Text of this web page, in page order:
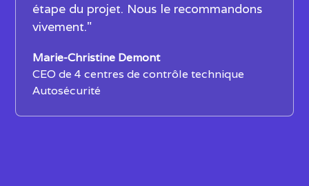
étape du projet. Nous le recommandons
vivement."
Marie-Christine Demont
CEO de 4 centres de contrôle technique
Autosécurité